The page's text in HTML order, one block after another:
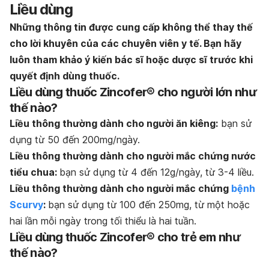
Liều dùng
Những thông tin được cung cấp không thể thay thế
cho lời khuyên của các chuyên viên y tế. Bạn hãy
luôn tham khảo ý kiến bác sĩ hoặc dược sĩ trước khi
quyết định dùng thuốc.
Liều dùng thuốc Zincofer® cho người lớn như
thế nào?
Liều thông thường dành cho người ăn kiêng: bạn sử
dụng từ 50 đến 200mg/ngày.
Liều thông thường dành cho người mắc chứng nước
tiểu chua: bạn sử dụng từ 4 đến 12g/ngày, từ 3-4 liều.
Liều thông thường dành cho người mắc chứng bệnh
Scurvy: bạn sử dụng từ 100 đến 250mg, từ một hoặc
hai lần mỗi ngày trong tối thiểu là hai tuần.
Liều dùng thuốc Zincofer® cho trẻ em như
thế nào?